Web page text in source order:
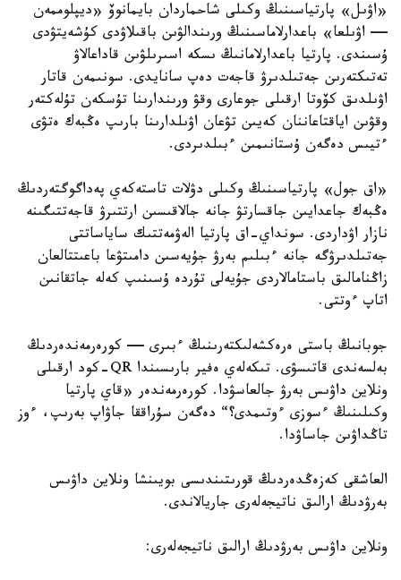
«اۋىل» پارتياسىنىڭ وكىلى شاحماردان بايمانوۆ «ديپلوممەن
— اۋىلعا» باعدارلاماسىنىڭ ورىندالۋىن باقىلاۋدى كۇشەيتۋدى
ۇسىندى. پارتيا باعدارلامانىڭ ىسكە اسىرىلۋىن قاداعالاۋ
تەتىكتەرىن جەتىلدىرۋ قاجەت دەپ سانايدى. سونىمەن قاتار
اۋىلدىق كۆوتا ارقىلى جوعارى وقۋ ورىندارىنا تۇسكەن تۇلەكتەر
وقۋىن اياقتاعاننان كەيىن تۋعان اۋىلدارىنا بارىپ ەڭبەك ەتۋى
ءتيىس دەگەن ۇستانىمىن ءبىلدىردى.
«اق جول» پارتياسىنىڭ وكىلى دۋلات تاستەكەي پەداگوگتەردىڭ
ەڭبەك جاعدايىن جاقسارتۋ جانە جالاقىسىن ارتتىرۋ قاجەتتىگىنە
نازار اۋداردى. سونداي-اق پارتيا الەۋمەتتىك ساياساتتى
جەتىلدىرۋگە جانە ءبىلىم بەرۋ جۇيەسىن دامىتۋعا باعىتتالعان
زاڭنامالىق باستامالاردى جۇيەلى تۇردە ۇسىنىپ كەلە جاتقانىن
اتاپ ءوتتى.
جوبانىڭ باستى ەرەكشەلىكتەرىنىڭ ءبىرى — كورەرمەندەردىڭ
بەلسەندى قاتىسۋى. تىكەلەي ەفير بارىسىندا QR-كود ارقىلى
ونلاين داۋىس بەرۋ جالعاسۋدا. كورەرمەندەر «قاي پارتيا
وكىلىنىڭ ءسوزى ءوتىمدى؟“ دەگەن سۇراققا جاۋاپ بەرىپ، ءوز
تاڭداۋىن جاساۋدا.
العاشقى كەزەڭدەردىڭ قورىتىندىسى بويىنشا ونلاين داۋىس
بەرۋدىڭ ارالىق ناتيجەلەرى جاريالاندى.
ونلاين داۋىس بەرۋدىڭ ارالىق ناتيجەلەرى: